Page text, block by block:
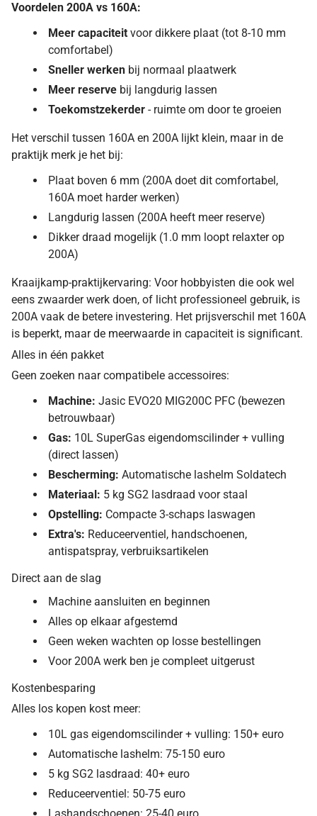
Voordelen 200A vs 160A:
Meer capaciteit voor dikkere plaat (tot 8-10 mm
comfortabel)
Sneller werken bij normaal plaatwerk
Meer reserve bij langdurig lassen
Toekomstzekerder - ruimte om door te groeien
Het verschil tussen 160A en 200A lijkt klein, maar in de
praktijk merk je het bij:
Plaat boven 6 mm (200A doet dit comfortabel,
160A moet harder werken)
Langdurig lassen (200A heeft meer reserve)
Dikker draad mogelijk (1.0 mm loopt relaxter op
200A)
Kraaijkamp-praktijkervaring: Voor hobbyisten die ook wel
eens zwaarder werk doen, of licht professioneel gebruik, is
200A vaak de betere investering. Het prijsverschil met 160A
is beperkt, maar de meerwaarde in capaciteit is significant.
Alles in één pakket
Geen zoeken naar compatibele accessoires:
Machine: Jasic EVO20 MIG200C PFC (bewezen
betrouwbaar)
Gas: 10L SuperGas eigendomscilinder + vulling
(direct lassen)
Bescherming: Automatische lashelm Soldatech
Materiaal: 5 kg SG2 lasdraad voor staal
Opstelling: Compacte 3-schaps laswagen
Extra's: Reduceerventiel, handschoenen,
antispatspray, verbruiksartikelen
Direct aan de slag
Machine aansluiten en beginnen
Alles op elkaar afgestemd
Geen weken wachten op losse bestellingen
Voor 200A werk ben je compleet uitgerust
Kostenbesparing
Alles los kopen kost meer:
10L gas eigendomscilinder + vulling: 150+ euro
Automatische lashelm: 75-150 euro
5 kg SG2 lasdraad: 40+ euro
Reduceerventiel: 50-75 euro